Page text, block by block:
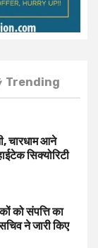
Trending
चारधाम आने
सिक्योरिटी
को संपत्ति का
ने जारी किए